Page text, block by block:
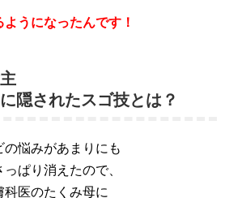
ようになったんです！
隠されたスゴ技とは？
の悩みがあまりにも
っぱり消えたので、
科医のたくみ母に